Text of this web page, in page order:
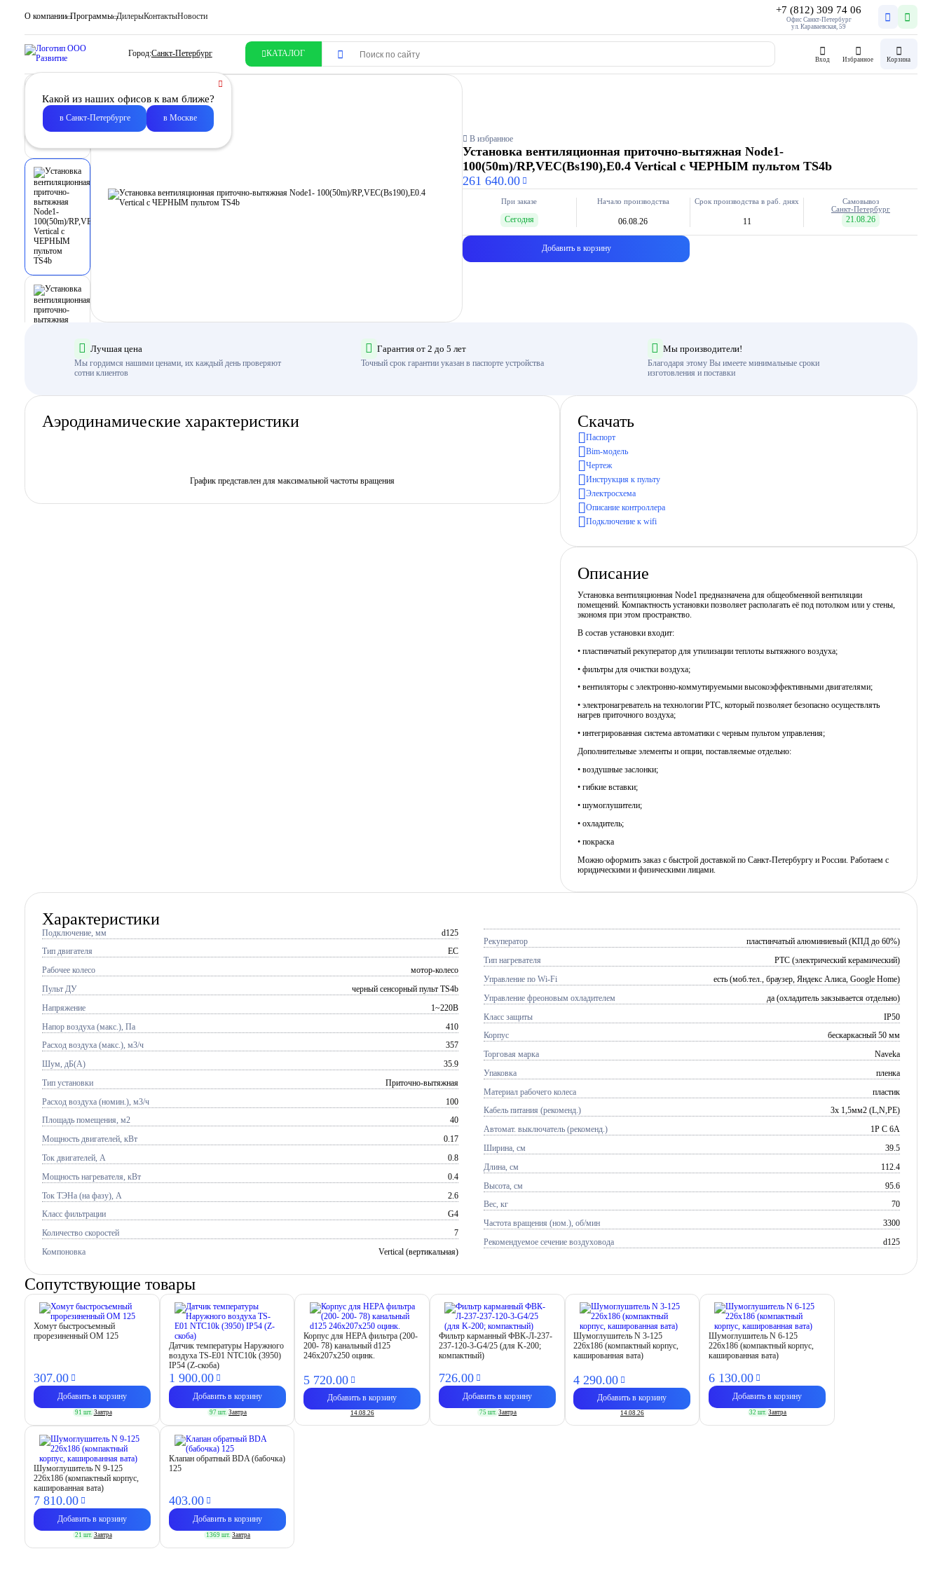
О компании Программы ДилерыКонтактыНовости
+7 (812) 309 74 06
Офис Санкт-Петербург
ул. Караваевская, 59
Город:Санкт-Петербург КАТАЛОГ
Вход Избранное Корзина
Какой из наших офисов к вам ближе?
в Санкт-Петербурге в Москве
В избранное
Установка вентиляционная приточно-вытяжная Node1-
100(50m)/RP,VEC(Bs190),E0.4 Vertical с ЧЕРНЫМ пультом TS4b
261 640.00
При заказе
Сегодня
Начало производства
06.08.26
Срок производства в раб. днях
11
Самовывоз
Санкт-Петербург
21.08.26
Добавить в корзину
Лучшая цена
Мы гордимся нашими ценами, их каждый день проверяют
сотни клиентов
Гарантия от 2 до 5 лет
Точный срок гарантии указан в паспорте устройства
Мы производители!
Благодаря этому Вы имеете минимальные сроки
изготовления и поставки
Аэродинамические характеристики
График представлен для максимальной частоты вращения
Скачать
Паспорт
Bim-модель
Чертеж
Инструкция к пульту
Электросхема
Описание контроллера
Подключение к wifi
Описание
Установка вентиляционная Node1 предназначена для общеобменной вентиляции
помещений. Компактность установки позволяет располагать её под потолком или у стены,
экономя при этом пространство.
В состав установки входит:
• пластинчатый рекуператор для утилизации теплоты вытяжного воздуха;
• фильтры для очистки воздуха;
• вентиляторы c электронно-коммутируемыми высокоэффективными двигателями;
• электронагреватель на технологии PTC, который позволяет безопасно осуществлять
нагрев приточного воздуха;
• интегрированная система автоматики с черным пультом управления;
Дополнительные элементы и опции, поставляемые отдельно:
• воздушные заслонки;
• гибкие вставки;
• шумоглушители;
• охладитель;
• покраска
Можно оформить заказ с быстрой доставкой по Санкт-Петербургу и России. Работаем с
юридическими и физическими лицами.
Характеристики
Подключение, мм d125
Тип двигателя EC
Рабочее колесо мотор-колесо
Пульт ДУ черный сенсорный пульт TS4b
Напряжение 1~220В
Напор воздуха (макс.), Па 410
Расход воздуха (макс.), м3/ч 357
Шум, дБ(А) 35.9
Тип установки Приточно-вытяжная
Расход воздуха (номин.), м3/ч 100
Площадь помещения, м2 40
Мощность двигателей, кВт 0.17
Ток двигателей, А 0.8
Мощность нагревателя, кВт 0.4
Ток ТЭНа (на фазу), А 2.6
Класс фильтрации G4
Количество скоростей 7
Компоновка Vertical (вертикальная)
Рекуператор пластинчатый алюминиевый (КПД до 60%)
Тип нагревателя PTC (электрический керамический)
Управление по Wi-Fi есть (моб.тел., браузер, Яндекс Алиса, Google Home)
Управление фреоновым охладителем да (охладитель закзывается отдельно)
Класс защиты IP50
Корпус бескаркасный 50 мм
Торговая марка Naveka
Упаковка пленка
Материал рабочего колеса пластик
Кабель питания (рекоменд.) 3х 1,5мм2 (L,N,PE)
Автомат. выключатель (рекоменд.) 1P C 6A
Ширина, см 39.5
Длина, см 112.4
Высота, см 95.6
Вес, кг 70
Частота вращения (ном.), об/мин 3300
Рекомендуемое сечение воздуховода d125
Сопутствующие товары
Хомут быстросъемный
прорезиненный OM 125
307.00
Добавить в корзину
91 шт. Завтра
Датчик температуры Наружного
воздуха TS-E01 NTC10k (3950)
IP54 (Z-скоба)
1 900.00
Добавить в корзину
97 шт. Завтра
Корпус для HEPA фильтра (200-
200- 78) канальный d125
246х207х250 оцинк.
5 720.00
Добавить в корзину
14.08.26
Фильтр карманный ФВК-Л-237-
237-120-3-G4/25 (для K-200;
компактный)
726.00
Добавить в корзину
75 шт. Завтра
Шумоглушитель N 3-125
226х186 (компактный корпус,
кашированная вата)
4 290.00
Добавить в корзину
14.08.26
Шумоглушитель N 6-125
226х186 (компактный корпус,
кашированная вата)
6 130.00
Добавить в корзину
32 шт. Завтра
Шумоглушитель N 9-125
226х186 (компактный корпус,
кашированная вата)
7 810.00
Добавить в корзину
21 шт. Завтра
Клапан обратный BDA (бабочка)
125
403.00
Добавить в корзину
1369 шт. Завтра